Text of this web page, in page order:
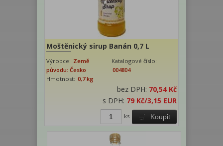
Moštěnický sirup Banán 0,7 L
Výrobce: Země
původu: Česko
Katalogové číslo:
004804
Hmotnost: 0,7 kg
bez DPH: 70,54 Kč
s DPH: 79 Kč/3,15 EUR
Koupit
ks